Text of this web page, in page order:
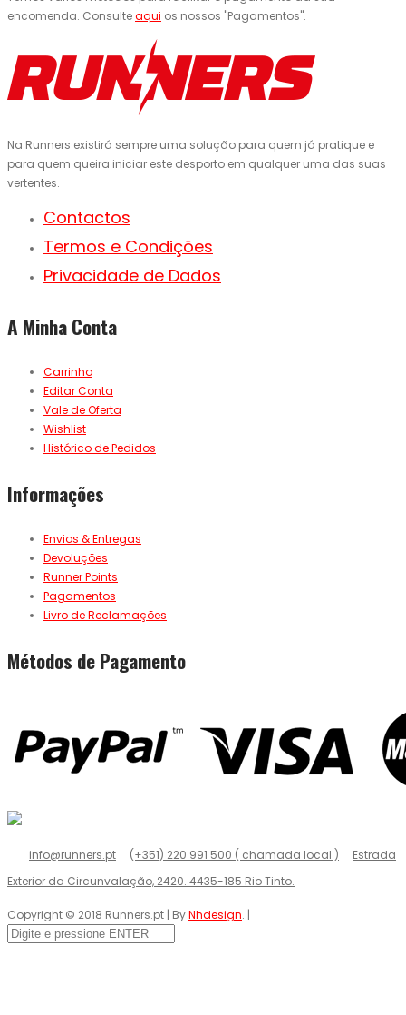
encomenda. Consulteaqui os nossos "Pagamentos".
Na Runners existirá sempre uma solução para quem já pratique e
para quem queira iniciar este desporto em qualquer uma das suas
vertentes.
Contactos
Termos e Condições
Privacidade de Dados
A Minha Conta
Carrinho
Editar Conta
Vale de Oferta
Wishlist
Histórico de Pedidos
Informações
Envios & Entregas
Devoluções
Runner Points
Pagamentos
Livro de Reclamações
Métodos de Pagamento
info@runners.pt (+351) 220 991 500 ( chamada local )
Estrada
Exterior da Circunvalação, 2420. 4435-185 Rio Tinto.
Copyright © 2018 Runners.pt | ByNhdesign. |